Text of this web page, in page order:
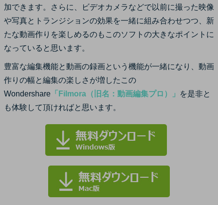
加できます。さらに、ビデオカメラなどで以前に撮った映像
や写真とトランジションの効果を一緒に組み合わせつつ、新
たな動画作りを楽しめるのもこのソフトの大きなポイントに
なっていると思います。
豊富な編集機能と動画の録画という機能が一緒になり、動画
作りの幅と編集の楽しさが増したこの
Wondershare 「Filmora（旧名：動画編集プロ）」
を是非と
も体験して頂ければと思います。